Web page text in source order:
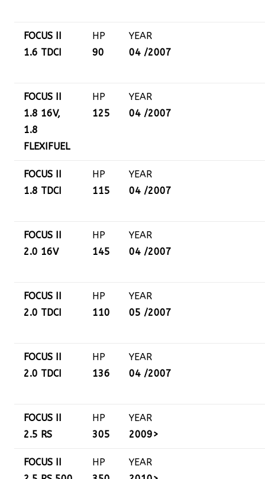
FOCUS II
1.6 TDCI
HP
90
YEAR
04 /2007
FOCUS II
1.8 16V,
1.8
FLEXIFUEL
HP
125
YEAR
04 /2007
FOCUS II
1.8 TDCI
HP
115
YEAR
04 /2007
FOCUS II
2.0 16V
HP
145
YEAR
04 /2007
FOCUS II
2.0 TDCI
HP
110
YEAR
05 /2007
FOCUS II
2.0 TDCI
HP
136
YEAR
04 /2007
FOCUS II
2.5 RS
HP
305
YEAR
2009>
FOCUS II
HP
YEAR